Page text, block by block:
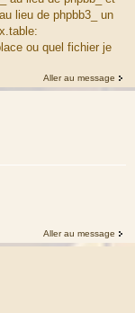
lieu de phpbb3_ un
ou quel fichier je
Aller au message
Aller au message